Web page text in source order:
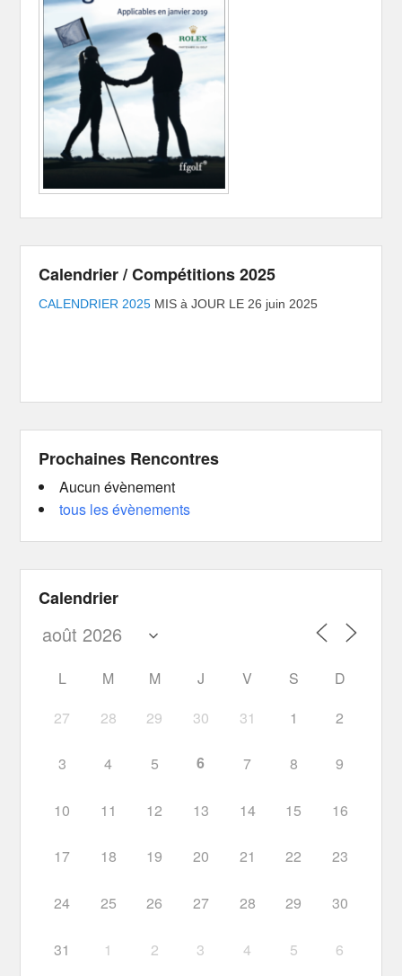
Calendrier / Compétitions 2025
CALENDRIER 2025 MIS à JOUR LE 26 juin 2025
Prochaines Rencontres
Aucun évènement
tous les évènements
Calendrier
L M M J V S
D
27
28 29 30 31 1 2
3 4 5 6 7 8 9
10 11 12 13 14 15 16
17 18 19 20 21 22 23
24 25 26 27 28 29 30
31 1 2 3 4 5 6